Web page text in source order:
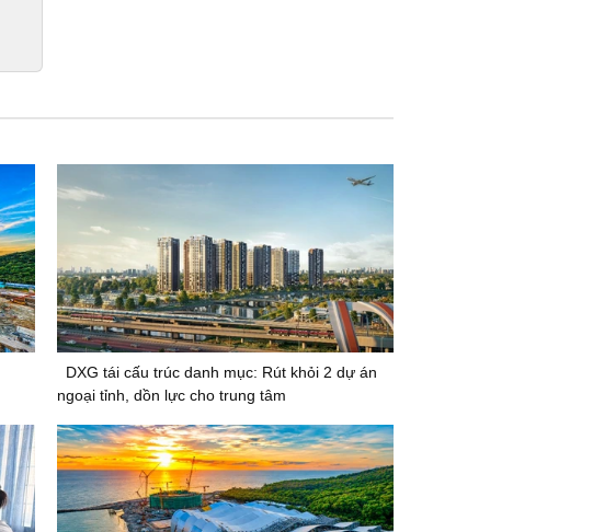
DXG tái cấu trúc danh mục: Rút khỏi 2 dự án
ngoại tỉnh, dồn lực cho trung tâm